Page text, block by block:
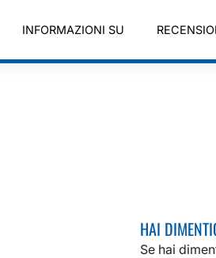
INFORMAZIONI SU
HAI
Se hai